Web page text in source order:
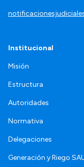
Institucional
Misión
Estructura
Autoridades
Normativa
Delegaciones
Generación y Riego